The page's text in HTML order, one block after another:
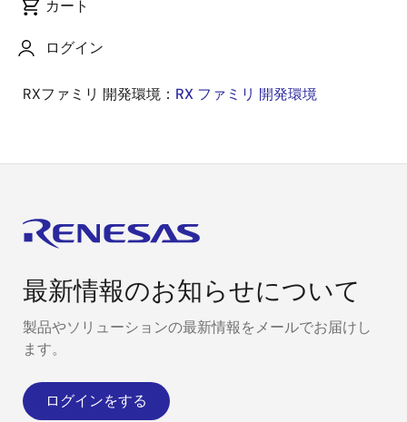
カート
ログイン
RX671グループとRX631グループの相違点：
keywords=R01AN5766
RXファミリ 開発環境： RX ファミリ 開発環境
最新情報のお知らせについて
製品やソリューションの最新情報をメールでお届けし
ます。
ログインをする